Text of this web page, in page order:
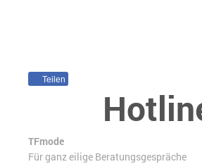
Teilen
TFmode
Für ganz eilige Beratungsgespräche